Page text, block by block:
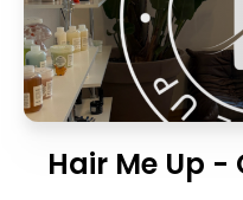
Hair Me Up -